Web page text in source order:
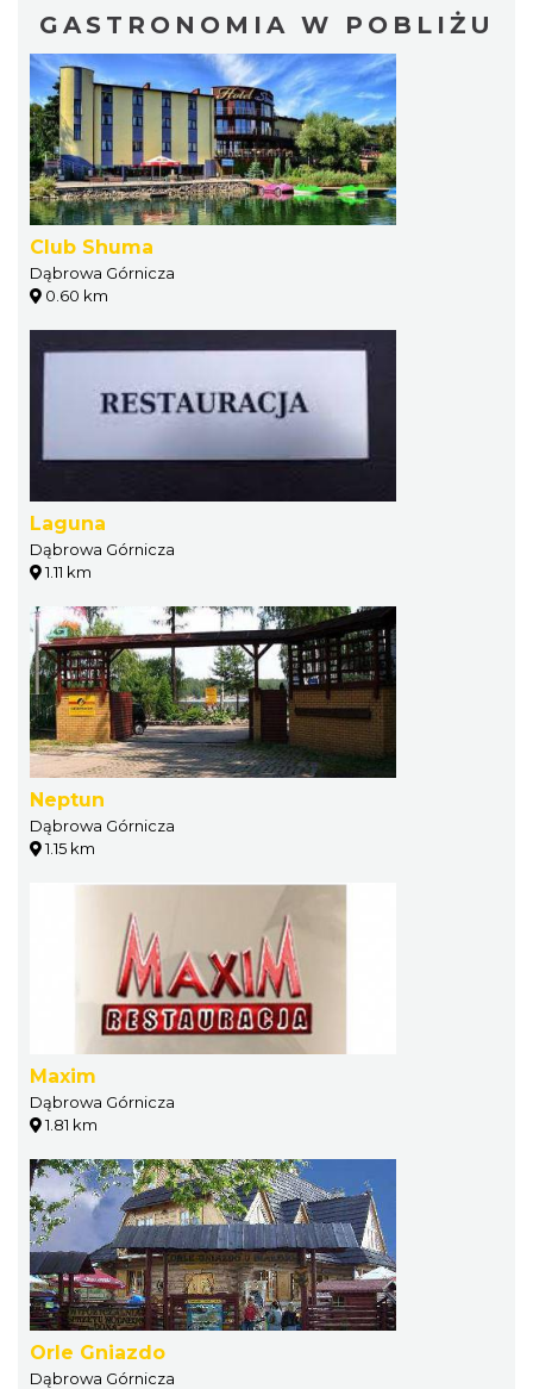
GASTRONOMIA W POBLIŻU
Club Shuma
Dąbrowa Górnicza
0.60 km
Laguna
Dąbrowa Górnicza
1.11 km
Neptun
Dąbrowa Górnicza
1.15 km
Maxim
Dąbrowa Górnicza
1.81 km
Orle Gniazdo
Dąbrowa Górnicza